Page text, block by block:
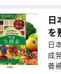
を
日
成
養